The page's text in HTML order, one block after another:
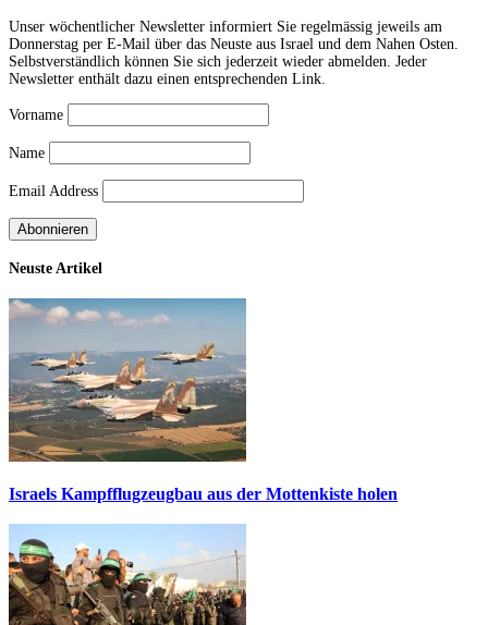
Unser wöchentlicher Newsletter informiert Sie regelmässig jeweils am
Donnerstag per E-Mail über das Neuste aus Israel und dem Nahen Osten.
Selbstverständlich können Sie sich jederzeit wieder abmelden. Jeder
Newsletter enthält dazu einen entsprechenden Link.
Vorname
Name
Email Address
Neuste Artikel
Israels Kampfflugzeugbau aus der Mottenkiste holen